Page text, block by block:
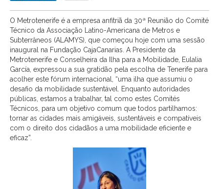
O Metrotenerife é a empresa anfitriã da 30ª Reunião do Comité
Técnico da Associação Latino-Americana de Metros e
Subterrâneos (ALAMYS), que começou hoje com uma sessão
inaugural na Fundação CajaCanarias. A Presidente da
Metrotenerife e Conselheira da Ilha para a Mobilidade, Eulalia
García, expressou a sua gratidão pela escolha de Tenerife para
acolher este fórum internacional, “uma ilha que assumiu o
desafio da mobilidade sustentável. Enquanto autoridades
públicas, estamos a trabalhar, tal como estes Comités
Técnicos, para um objetivo comum que todos partilhamos:
tornar as cidades mais amigáveis, sustentáveis ​​e compatíveis
com o direito dos cidadãos a uma mobilidade eficiente e
eficaz”.